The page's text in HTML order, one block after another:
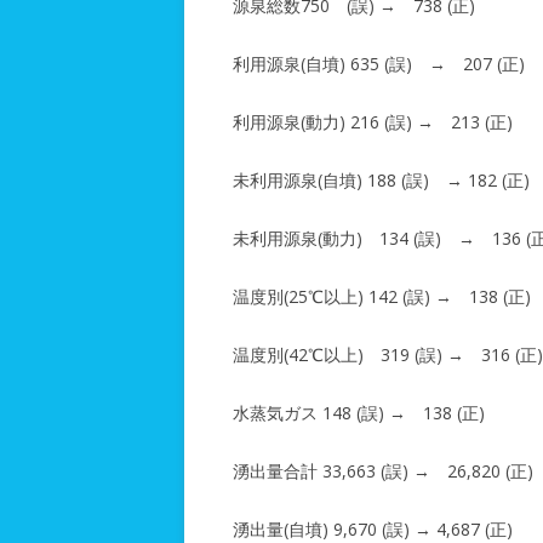
源泉総数750 (誤) → 738 (正)
利用源泉(自墳) 635 (誤) → 207 (正)
利用源泉(動力) 216 (誤) → 213 (正)
未利用源泉(自墳) 188 (誤) → 182 (正)
未利用源泉(動力) 134 (誤) → 136 (
温度別(25℃以上) 142 (誤) → 138 (正)
温度別(42℃以上) 319 (誤) → 316 (正)
水蒸気ガス 148 (誤) → 138 (正)
湧出量合計 33,663 (誤) → 26,820 (正)
湧出量(自墳) 9,670 (誤) → 4,687 (正)